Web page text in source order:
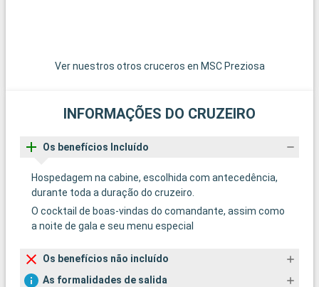
Ver nuestros otros cruceros en MSC Preziosa
INFORMAÇÕES DO CRUZEIRO
Os benefícios Incluído
Hospedagem na cabine, escolhida com antecedência,
durante toda a duração do cruzeiro.
O cocktail de boas-vindas do comandante, assim como
a noite de gala e seu menu especial
Os benefícios não incluído
As formalidades de salida